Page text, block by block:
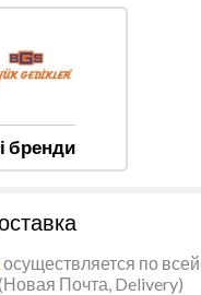
бренди
осуществляется по
Почта, Delivery)